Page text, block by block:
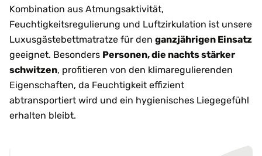
Kombination aus Atmungsaktivität,
Feuchtigkeitsregulierung und Luftzirkulation ist unsere
Luxusgästebettmatratze für den ganzjährigen Einsatz
geeignet. Besonders Personen, die nachts stärker
schwitzen, profitieren von den klimaregulierenden
Eigenschaften, da Feuchtigkeit effizient
abtransportiert wird und ein hygienisches Liegegefühl
erhalten bleibt.